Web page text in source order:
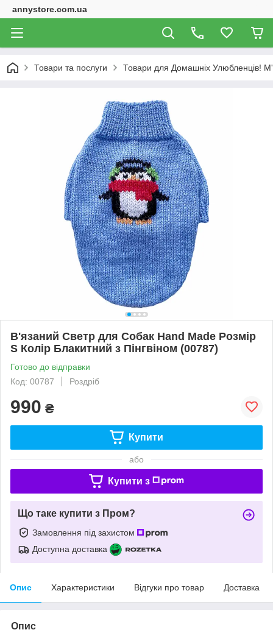
annystore.com.ua
Товари та послуги Товари для Домашніх Улюбленців!
В'язаний Светр для Собак Hand Made Розмір
S Колір Блакитний з Пінгвіном (00787)
Готово до відправки
Код: 00787
Роздріб
990 ₴
Купити
або
Купити з
Що таке купити з Пром?
Замовлення під захистом
Доступна доставка
Опис Характеристики Відгуки про товар Доставка
Опис